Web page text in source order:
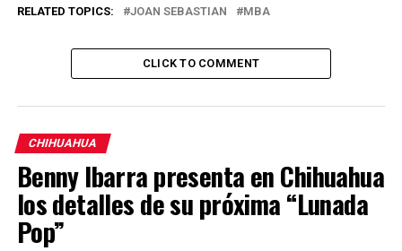
RELATED TOPICS: JOAN SEBASTIAN MBA
CLICK TO COMMENT
CHIHUAHUA
Benny Ibarra presenta en Chihuahua
los detalles de su próxima “Lunada
Pop”